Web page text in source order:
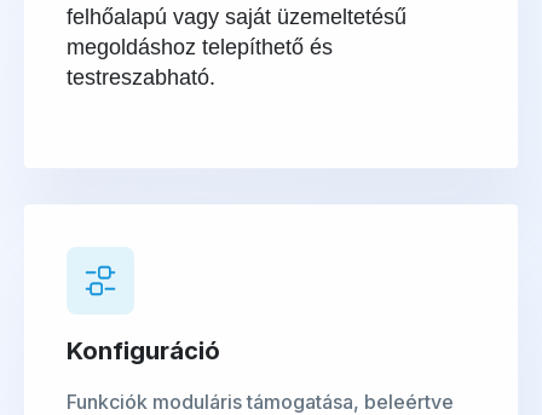
felhőalapú vagy saját üzemeltetésű
megoldáshoz telepíthető és
testreszabható.
Konfiguráció
Funkciók moduláris támogatása, beleértve